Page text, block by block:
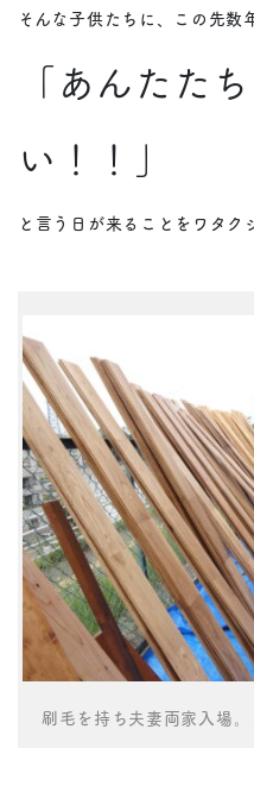
そんな子供たちに、この先数
「あんたた
い！！」
と言う日が来ることをワタク
刷毛を持ち夫妻両家入場。